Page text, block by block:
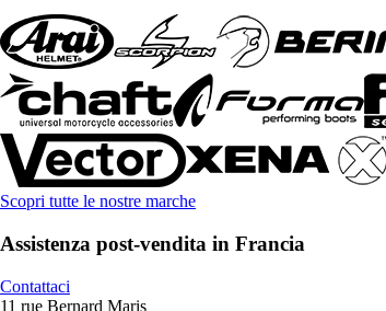
Scopri tutte le nostre marche
Assistenza post-vendita in Francia
Contattaci
11 rue Bernard Maris